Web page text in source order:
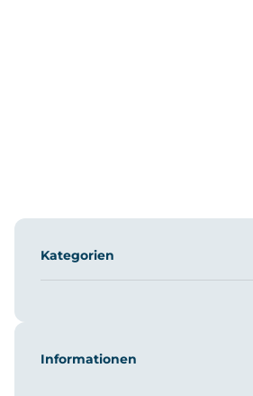
Kategorien
Informationen